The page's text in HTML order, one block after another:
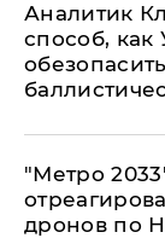
Аналитик
способ,
"Метро
дронов по